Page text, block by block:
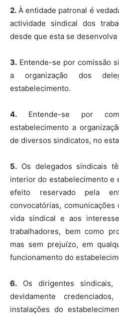
2. À entidade patronal é
actividade sindical dos
desde que esta se
3. Entende-se por comissão
a organização dos
estabelecimento.
4. Entende-se por
estabelecimento a
de diversos sindicatos, no
5. Os delegados sindicais
interior do estabelecimento e
efeito reservado pela
convocatórias,
vida sindical e aos
trabalhadores, bem como
mas sem prejuízo, em
funcionamento do
6. Os dirigentes sindicais,
devidamente
instalações do